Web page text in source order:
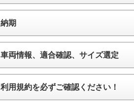
納期
車両情報、適合確認、サイズ選定
利用規約を必ずご確認ください！